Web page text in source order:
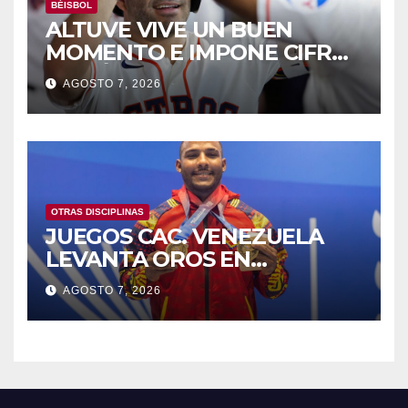
BÉISBOL
ALTUVE VIVE UN BUEN
MOMENTO E IMPONE CIFRAS
HISTÓRICAS
AGOSTO 7, 2026
OTRAS DISCIPLINAS
JUEGOS CAC. VENEZUELA
LEVANTA OROS EN
HALTEROFILIA Y TIRO
AGOSTO 7, 2026